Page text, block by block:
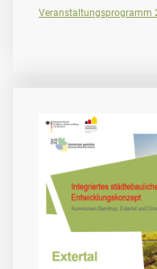
Veranstaltungsprogramm